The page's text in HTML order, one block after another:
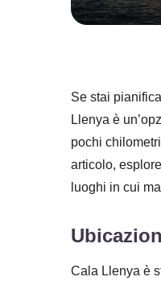
Se stai
Llenya è
pochi
articolo,
luoghi in cui
Cala Llenya è